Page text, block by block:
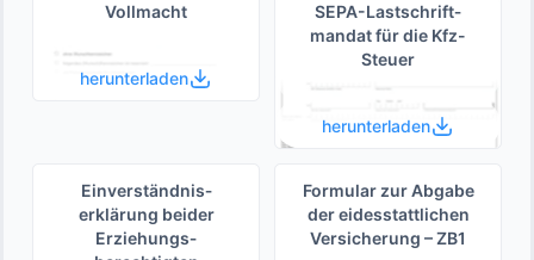
Vollmacht
herunterladen
SEPA-Lastschrift­
mandat für die Kfz-
Steuer
herunterladen
Einverständnis­
erklärung beider
Erziehungs­
Formular zur Abgabe
der eides­stattlichen
Versicherung – ZB1